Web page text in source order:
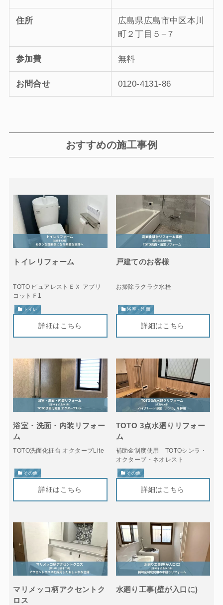
住所
広島県広島市中区本川
町２丁目５−７
参加費 無料
お問合せ 0120-4131-86
おすすめの施工事例
トイレリフォーム
TOTO ピュアレストＥＸ アプリ
コットＦ1
トイレ
戸建てのお客様
お掃除ラクラク水栓
浴室・洗面
浴室・洗面・内装リフォー
ム
TOTO洗面化粧台 オクターブLite
その他
TOTO 3点水廻りリフォー
ム
補助金制度使用 TOTOシンラ・
オクターブ・ネオレスト
その他
マリメッコ柄アクセントク
ロス
水廻り工事(壁が入口に)